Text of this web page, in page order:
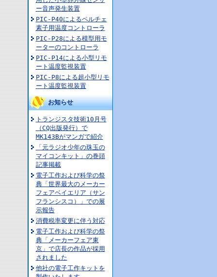
ー音声発生装置
PIC-P40によるペルチェ
素子用温度コントローラ
PIC-P28による模型用モ
ーターのコントローラ
PIC-P14による小型リモ
ート温度監視装置
PIC-P8による超小型リモ
ート温度監視装置
お知らせ
トランジスタ技術10月号
（CQ出版発行）で
MK143Bがマンガで紹介
「元ラジオ少年の珠玉の
マイコンキット」の巻頭
記事掲載
電子工作および科学の祭
典「世界最大のメーカー
フェアベイエリア（サン
フランシスコ）」での展
示報告
消費税率変更に伴う対応
電子工作および科学の祭
典「メーカーフェア東
京」で店長の作品が採用
されました
他社の電子工作キットを